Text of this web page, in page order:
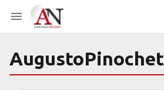
AugustoPinochet